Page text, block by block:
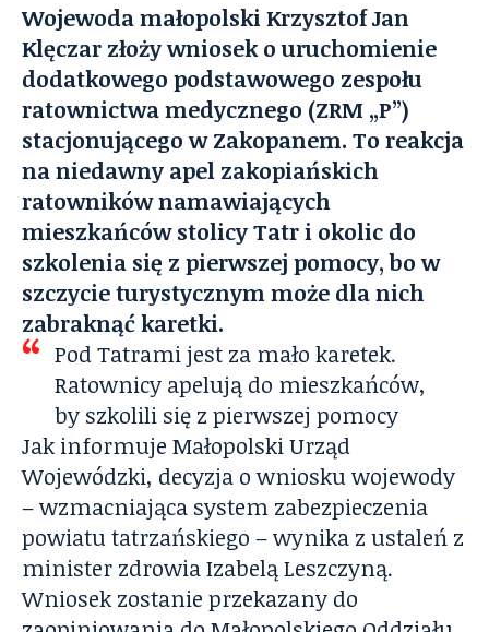
Wojewoda małopolski Krzysztof Jan
Klęczar złoży wniosek o uruchomienie
dodatkowego podstawowego zespołu
ratownictwa medycznego (ZRM „P”)
stacjonującego w Zakopanem. To reakcja
na niedawny apel zakopiańskich
ratowników namawiających
mieszkańców stolicy Tatr i okolic do
szkolenia się z pierwszej pomocy, bo w
szczycie turystycznym może dla nich
zabraknąć karetki.
Pod Tatrami jest za mało karetek.
Ratownicy apelują do mieszkańców,
by szkolili się z pierwszej pomocy
Jak informuje Małopolski Urząd
Wojewódzki, decyzja o wniosku wojewody
– wzmacniająca system zabezpieczenia
powiatu tatrzańskiego – wynika z ustaleń z
minister zdrowia Izabelą Leszczyną.
Wniosek zostanie przekazany do